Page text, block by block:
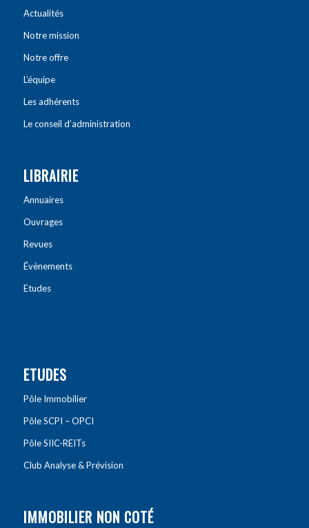
Actualités
Notre mission
Notre offre
L’équipe
Les adhérents
Le conseil d’administration
LIBRAIRIE
Annuaires
Ouvrages
Revues
Évènements
Etudes
ETUDES
Pôle Immobilier
Pôle SCPI – OPCI
Pôle SIIC-REITs
Club Analyse & Prévision
IMMOBILIER NON COTÉ